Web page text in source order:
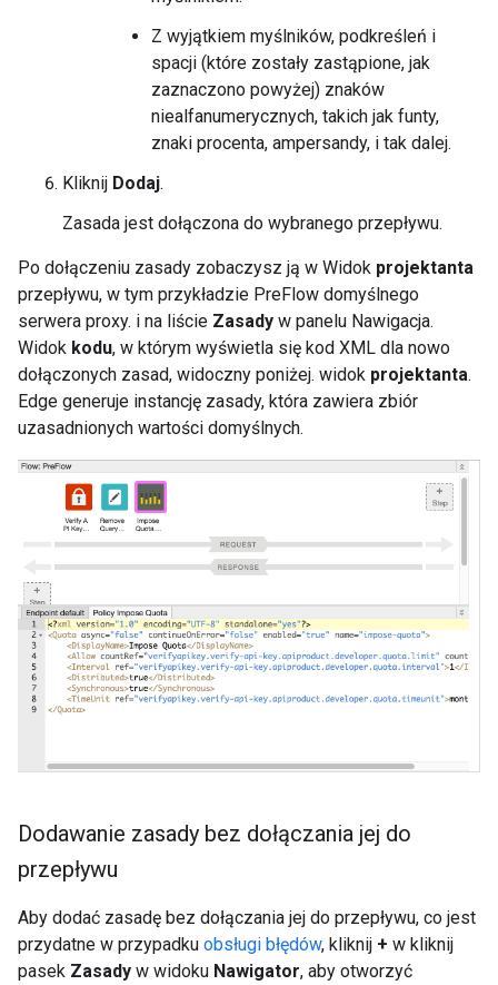
Z wyjątkiem myślników, podkreśleń i
spacji (które zostały zastąpione, jak
zaznaczono powyżej) znaków
niealfanumerycznych, takich jak funty,
znaki procenta, ampersandy, i tak dalej.
Kliknij Dodaj.
Zasada jest dołączona do wybranego przepływu.
Po dołączeniu zasady zobaczysz ją w Widok projektanta
przepływu, w tym przykładzie PreFlow domyślnego
serwera proxy. i na liście Zasady w panelu Nawigacja.
Widok kodu, w którym wyświetla się kod XML dla nowo
dołączonych zasad, widoczny poniżej. widok projektanta.
Edge generuje instancję zasady, która zawiera zbiór
uzasadnionych wartości domyślnych.
Dodawanie zasady bez dołączania jej do
przepływu
Aby dodać zasadę bez dołączania jej do przepływu, co jest
przydatne w przypadku obsługi błędów, kliknij + w kliknij
pasek Zasady w widoku Nawigator, aby otworzyć